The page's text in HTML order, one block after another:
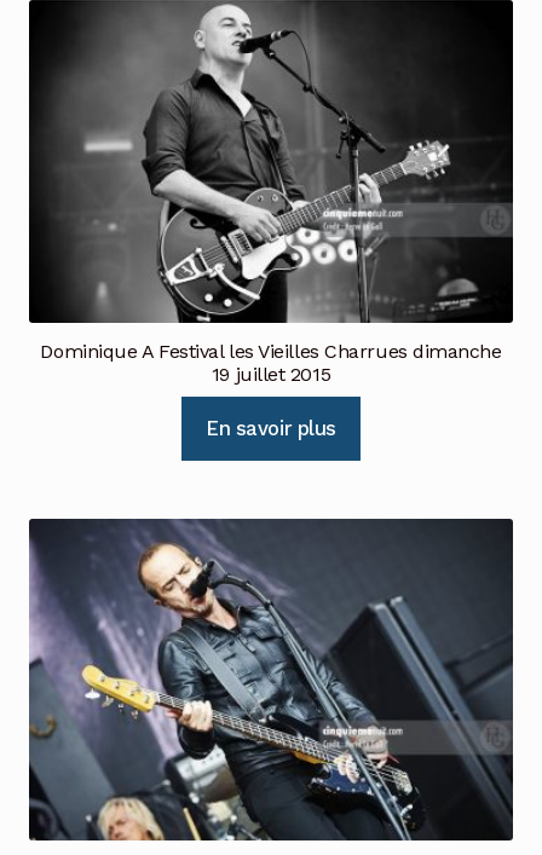
Dominique A Festival les Vieilles Charrues dimanche
19 juillet 2015
En savoir plus